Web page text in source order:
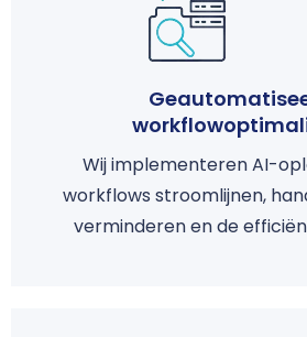
Wij implementeren AI-
workflows stroomlijnen,
verminderen en de